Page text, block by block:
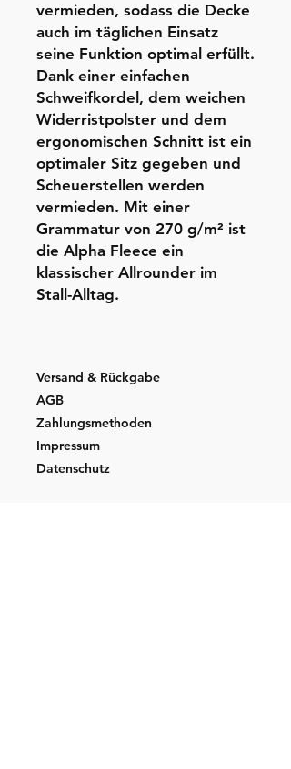
vermieden, sodass die Decke
auch im täglichen Einsatz
seine Funktion optimal erfüllt.
Dank einer einfachen
Schweifkordel, dem weichen
Widerristpolster und dem
ergonomischen Schnitt ist ein
optimaler Sitz gegeben und
Scheuerstellen werden
vermieden. Mit einer
Grammatur von 270 g/m² ist
die Alpha Fleece ein
klassischer Allrounder im
Stall-Alltag.
Versand & Rückgabe
AGB
Zahlungsmethoden
Impressum
Datenschutz